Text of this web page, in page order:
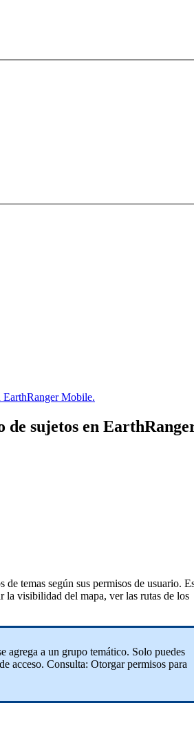
EarthRanger Mobile.
de sujetos en
de temas según sus permisos de usuario.
la visibilidad del mapa, ver las rutas de los
agrega a un grupo temático. Solo puedes
de acceso. Consulta: Otorgar permisos para